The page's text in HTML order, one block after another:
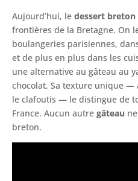
Aujourd’hui, le dessert breton
frontières de la Bretagne. On
boulangeries parisiennes,
et de plus en plus dans les
une alternative au gâteau au
chocolat. Sa texture unique
le clafoutis — le distingue de
France. Aucun autre gâteau
breton.